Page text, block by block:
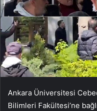
Ankara Üniversitesi
Bilimleri Fakültesi’ne